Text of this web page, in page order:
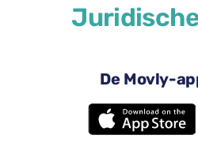
De Movly-
4 deuren
Bluetooth
Voeg